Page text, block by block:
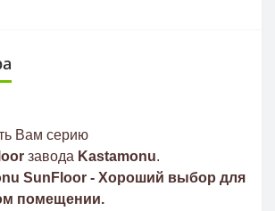
Вам серию
завода Kastamonu.
SunFloor - Хороший выбор для
помещении.